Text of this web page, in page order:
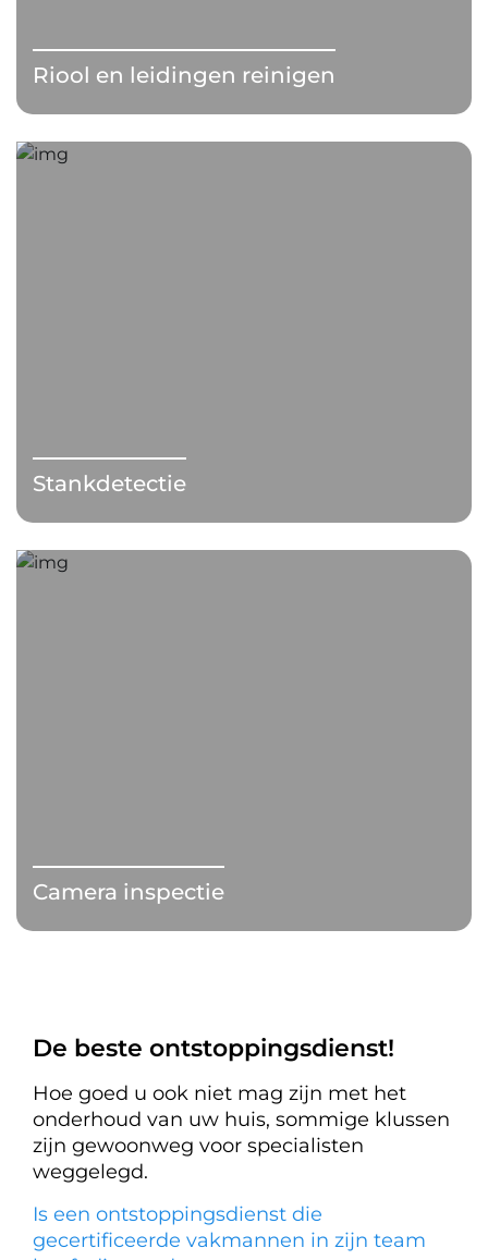
Riool en leidingen reinigen
Stankdetectie
Camera inspectie
De beste ontstoppingsdienst!
Hoe goed u ook niet mag zijn met het
onderhoud van uw huis, sommige klussen
zijn gewoonweg voor specialisten
weggelegd.
Is een ontstoppingsdienst die
gecertificeerde vakmannen in zijn team